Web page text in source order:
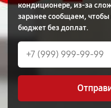
кондиционере, из-за
заранее сообщаем,
бюджет без доплат.